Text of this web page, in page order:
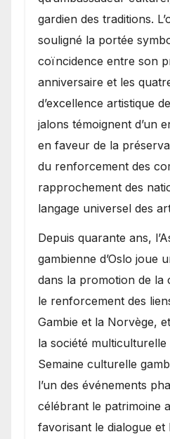
gardien des traditions.
souligné la portée
coïncidence entre son
anniversaire et les
d’excellence artistique
jalons témoignent d’un
en faveur de la
du renforcement des
rapprochement des
langage universel des
​Depuis quarante ans,
gambienne d’Oslo joue
dans la promotion de la
le renforcement des
Gambie et la Norvège,
la société
Semaine culturelle
l’un des événements
célébrant le patrimoine
favorisant le dialogue et